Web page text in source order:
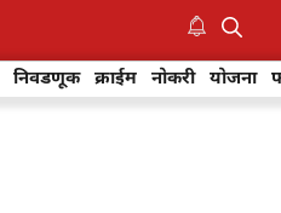
निवडणूक क्राईम नोकरी योजना